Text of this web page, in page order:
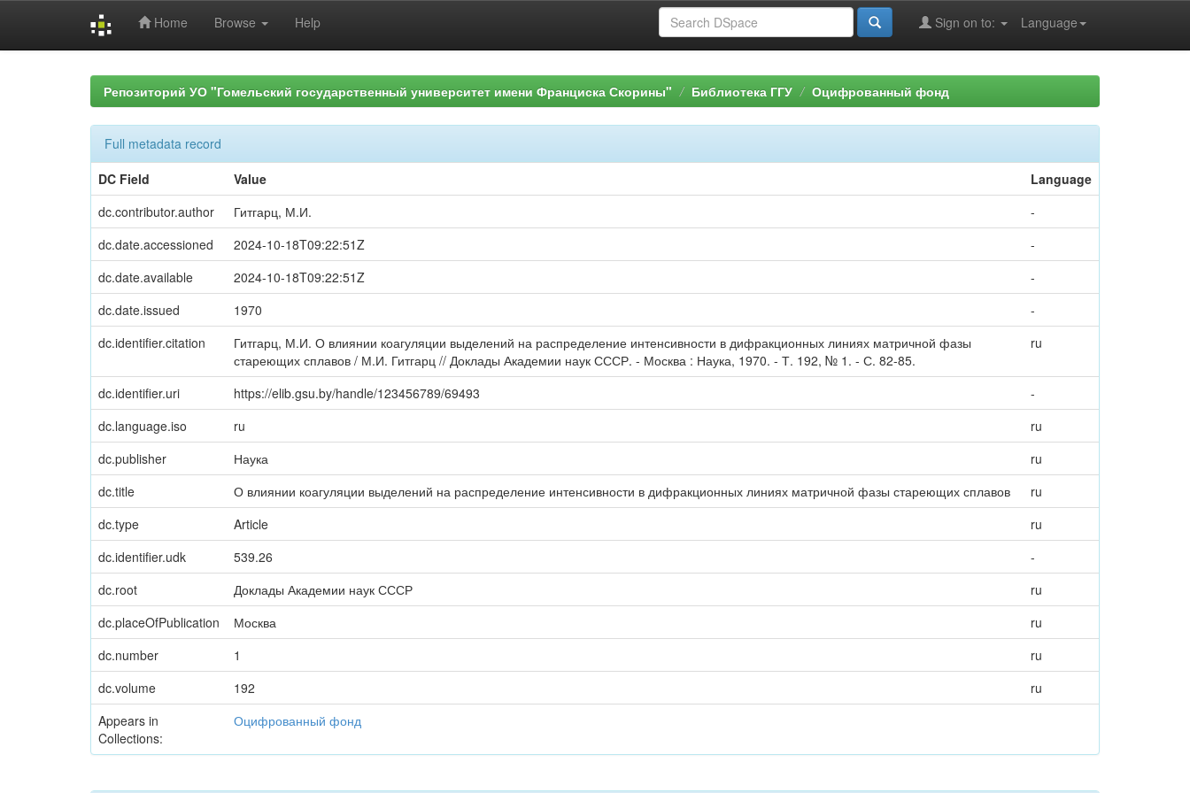
Home Browse Help Language
Sign on to:
Репозиторий УО "Гомельский государственный университет имени Франциска Скорины" Библиотека ГГУ Оцифрованный фонд
Full metadata record
DC Field
Value
Language
dc.contributor.author
Гитгарц, М.И.
-
dc.date.accessioned
2024-10-18T09:22:51Z
-
dc.date.available
2024-10-18T09:22:51Z
-
dc.date.issued
1970
-
dc.identifier.citation
Гитгарц, М.И. О влиянии коагуляции выделений на распределение интенсивности в дифракционных линиях матричной фазы
стареющих сплавов / М.И. Гитгарц // Доклады Академии наук СССР. - Москва : Наука, 1970. - Т. 192, № 1. - С. 82-85.
ru
dc.identifier.uri https://elib.gsu.by/handle/123456789/69493
-
dc.language.iso
ru
ru
dc.publisher
Наука
ru
dc.title
О влиянии коагуляции выделений на распределение интенсивности в дифракционных линиях матричной фазы стареющих сплавов
ru
dc.type
Article
ru
dc.identifier.udk
539.26
-
dc.root
Доклады Академии наук СССР
ru
dc.placeOfPublication
Москва
ru
dc.number
1
ru
dc.volume
192
ru
Appears in
Collections:
Оцифрованный фонд